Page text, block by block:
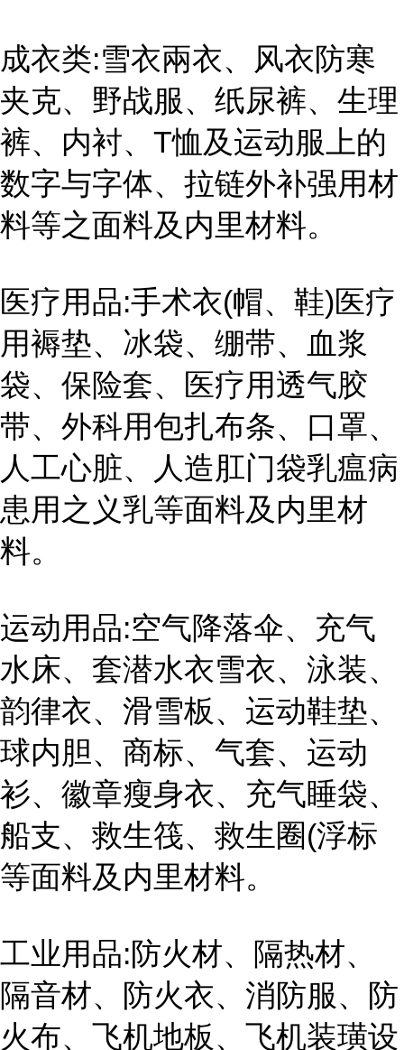
成衣类:雪衣兩衣、风衣防寒
夹克、野战服、纸尿裤、生理
裤、内衬、T恤及运动服上的
数字与字体、拉链外补强用材
料等之面料及内里材料。
医疗用品:手术衣(帽、鞋)医疗
用褥垫、冰袋、绷带、血浆
袋、保险套、医疗用透气胶
带、外科用包扎布条、口罩、
人工心脏、人造肛门袋乳瘟病
患用之义乳等面料及内里材
料。
运动用品:空气降落伞、充气
水床、套潜水衣雪衣、泳装、
韵律衣、滑雪板、运动鞋垫、
球内胆、商标、气套、运动
衫、徽章瘦身衣、充气睡袋、
船支、救生筏、救生圈(浮标
等面料及内里材料。
工业用品:防火材、隔热材、
隔音材、防火衣、消防服、防
火布、飞机地板、飞机装璜设